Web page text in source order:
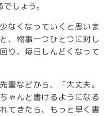
しょう。
なくなっていくと思いま
、物事一つひとつに対し
り、毎日しんどくなって
輩などから、「大丈夫。
ゃんと書けるようになる
てきたら、もっと早く書